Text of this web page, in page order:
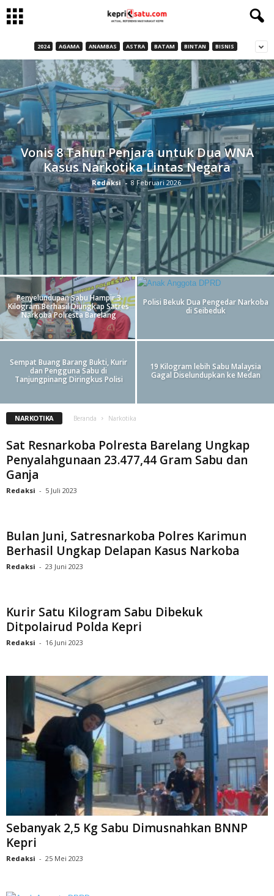
2024 AGAMA ANAMBAS ASTRA BATAM BINTAN BISNIS
Vonis 8 Tahun Penjara untuk Dua WNA
Kasus Narkotika Lintas Negara
Redaksi - 8 Februari 2026
Penyelundupan Sabu Hampir 3
Kilogram Berhasil Diungkap Satres
Narkoba Polresta Barelang
Polisi Bekuk Dua Pengedar Narkoba
di Seibeduk
Sempat Buang Barang Bukti, Kurir
dan Pengguna Sabu di
Tanjungpinang Diringkus Polisi
19 Kilogram lebih Sabu Malaysia
Gagal Diselundupkan ke Medan
NARKOTIKA Beranda Narkotika
Sat Resnarkoba Polresta Barelang Ungkap
Penyalahgunaan 23.477,44 Gram Sabu dan
Ganja
Redaksi - 5 Juli 2023
Bulan Juni, Satresnarkoba Polres Karimun
Berhasil Ungkap Delapan Kasus Narkoba
Redaksi - 23 Juni 2023
Kurir Satu Kilogram Sabu Dibekuk
Ditpolairud Polda Kepri
Redaksi - 16 Juni 2023
Sebanyak 2,5 Kg Sabu Dimusnahkan BNNP
Kepri
Redaksi - 25 Mei 2023